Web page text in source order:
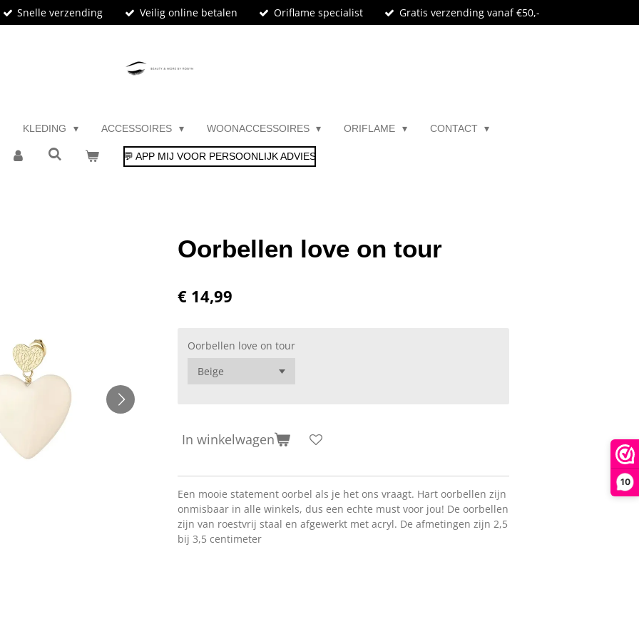
10
Snelle verzending Veilig online betalen Oriflame specialist Gratis verzending vanaf €50,-
KLEDING ACCESSOIRES WOONACCESSOIRES ORIFLAME CONTACT
💬 APP MIJ VOOR PERSOONLIJK ADVIES
Oorbellen love on tour
€ 14,99
Oorbellen love on tour
In winkelwagen
Een mooie statement oorbel als je het ons vraagt. Hart oorbellen zijn
onmisbaar in alle winkels, dus een echte must voor jou! De oorbellen
zijn van roestvrij staal en afgewerkt met acryl. De afmetingen zijn 2,5
bij 3,5 centimeter